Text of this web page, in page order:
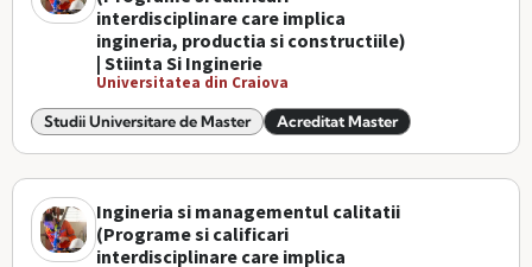
interdisciplinare care implica
ingineria, productia si constructiile)
| Stiinta Si Inginerie
Universitatea din Craiova
Studii Universitare de Master Acreditat Master
Ingineria si managementul calitatii
(Programe si calificari
interdisciplinare care implica